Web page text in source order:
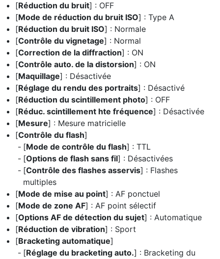
[Réduction du bruit] : OFF
[Mode de réduction du bruit ISO] : Type A
[Réduction du bruit ISO] : Normale
[Contrôle du vignetage] : Normal
[Correction de la diffraction] : ON
[Contrôle auto. de la distorsion] : ON
[Maquillage] : Désactivée
[Réglage du rendu des portraits] : Désactivé
[Réduction du scintillement photo] : OFF
[Réduc. scintillement hte fréquence] : Désactivée
[Mesure] : Mesure matricielle
[Contrôle du flash]
[Mode de contrôle du flash] : TTL
[Options de flash sans fil] : Désactivées
[Contrôle des flashes asservis] : Flashes
multiples
[Mode de mise au point] : AF ponctuel
[Mode de zone AF] : AF point sélectif
[Options AF de détection du sujet] : Automatique
[Réduction de vibration] : Sport
[Bracketing automatique]
[Réglage du bracketing auto.] : Bracketing du